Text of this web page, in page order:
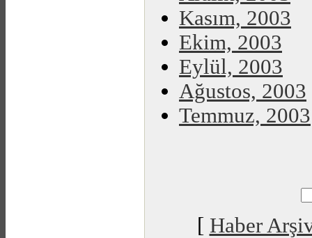
Kasım, 2003
Ekim, 2003
Eylül, 2003
Ağustos, 2003
Temmuz, 2003
[ Haber